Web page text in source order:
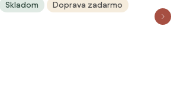
Skladom
Doprava zadarmo